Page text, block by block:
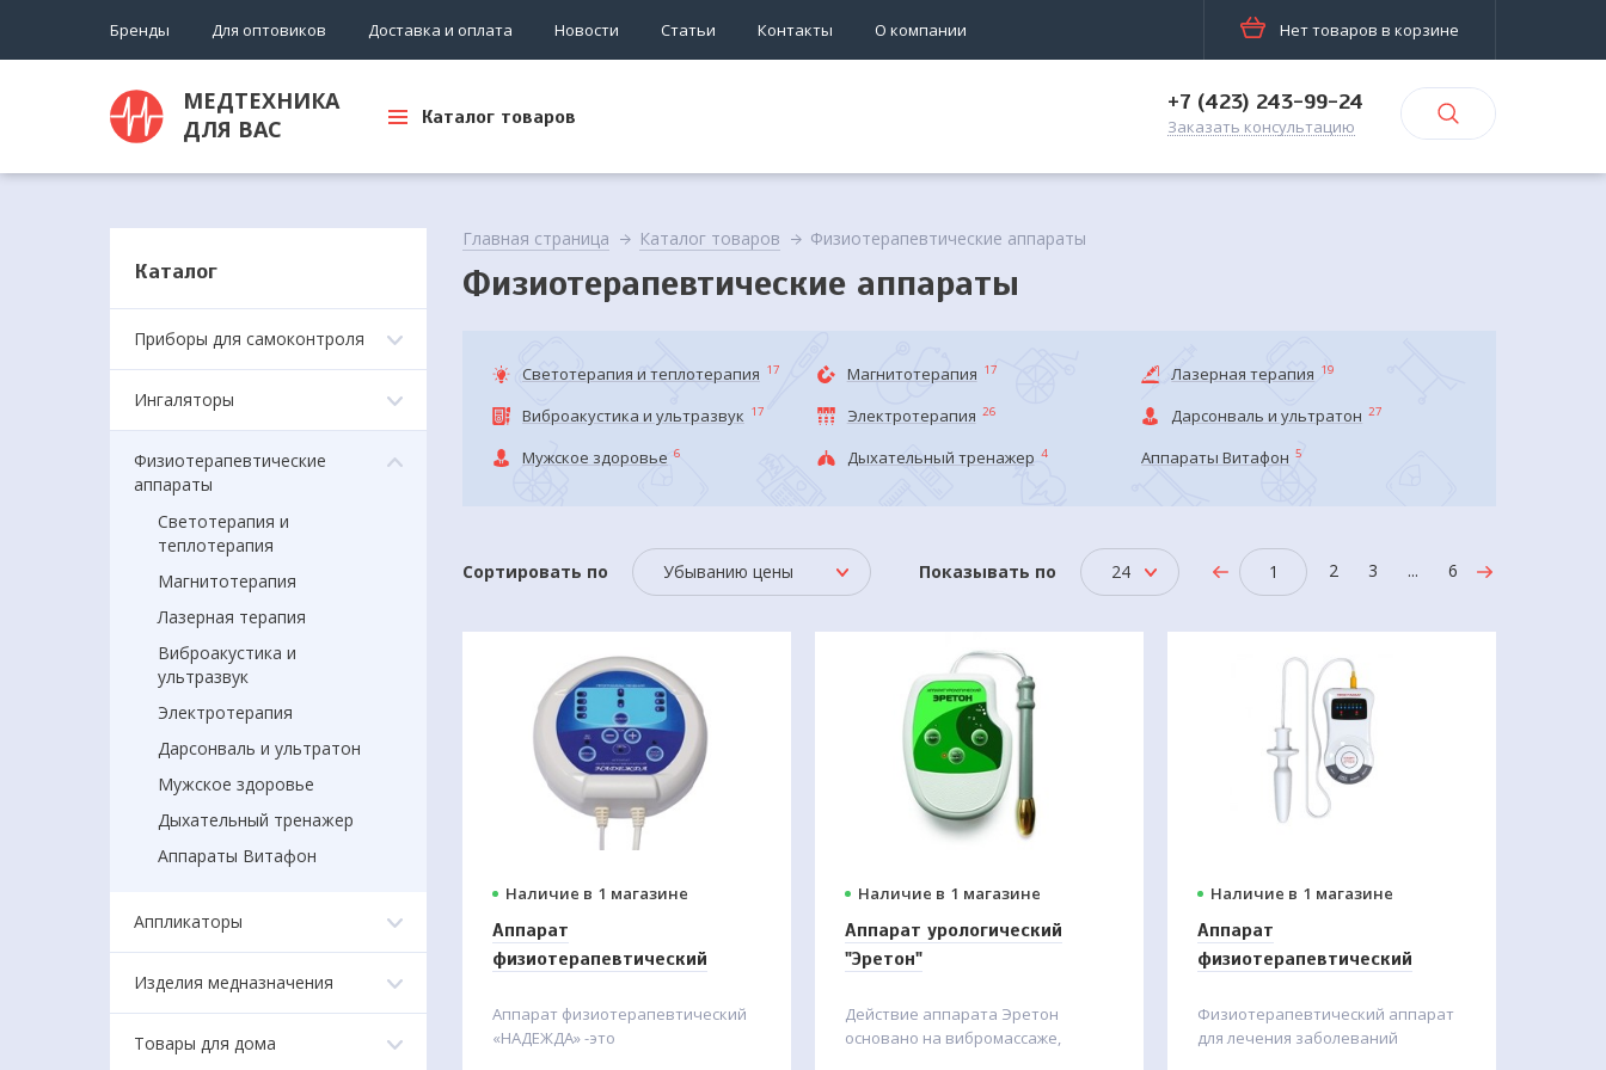
Бренды Для оптовиков Доставка и оплата Новости Статьи Контакты О компании Нет товаров в корзине
МЕДТЕХНИКА
ДЛЯ ВАС
Каталог товаров
+7 (423) 243-99-24
Заказать консультацию
Каталог
Приборы для самоконтроля
Ингаляторы
Физиотерапевтические
аппараты
Светотерапия и
теплотерапия
Магнитотерапия
Лазерная терапия
Виброакустика и
ультразвук
Электротерапия
Дарсонваль и ультратон
Мужское здоровье
Дыхательный тренажер
Аппараты Витафон
Аппликаторы
Изделия медназначения
Товары для дома
Главная страница Каталог товаров Физиотерапевтические аппараты
Физиотерапевтические аппараты
Светотерапия и теплотерапия 17 Магнитотерапия 17 Лазерная терапия 19
Виброакустика и ультразвук 17 Электротерапия 26 Дарсонваль и ультратон 27
Мужское здоровье 6 Дыхательный тренажер 4 Аппараты Витафон 5
Сортировать по Убыванию цены Показывать по 24 1 2 3 ... 6
Наличие в 1 магазине
Аппарат
физиотерапевтический
Аппарат физиотерапевтический
«НАДЕЖДА» -это
Наличие в 1 магазине
Аппарат урологический
"Эретон"
Действие аппарата Эретон
основано на вибромассаже,
Наличие в 1 магазине
Аппарат
физиотерапевтический
Физиотерапевтический аппарат
для лечения заболеваний